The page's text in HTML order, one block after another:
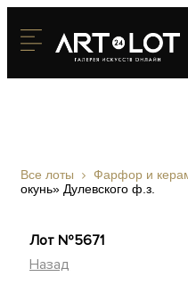
Все лоты Фарфор и
окунь» Дулевского ф.з.
Лот №5671
Назад